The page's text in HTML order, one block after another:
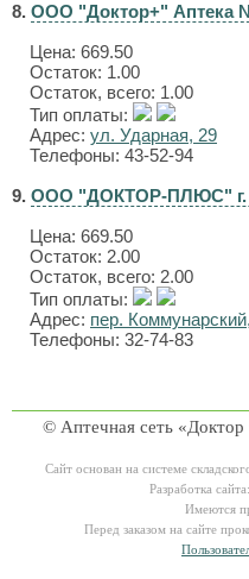
8. ООО "Доктор+" Аптека
Цена: 669.50
Остаток: 1.00
Остаток, всего: 1.00
Тип оплаты:
Адрес: ул. Ударная, 29
Телефоны: 43-52-94
9. ООО "ДОКТОР-ПЛЮС" г.
Цена: 669.50
Остаток: 2.00
Остаток, всего: 2.00
Тип оплаты:
Адрес: пер.
Телефоны: 32-74-83
© Аптечная сеть
Сайт основан на системе
Разработка
Имеются
Перед заказом на сайте